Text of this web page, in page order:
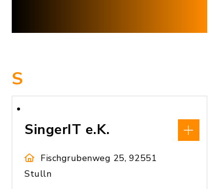
S
SingerIT e.K.
Fischgrubenweg 25, 92551
Stulln